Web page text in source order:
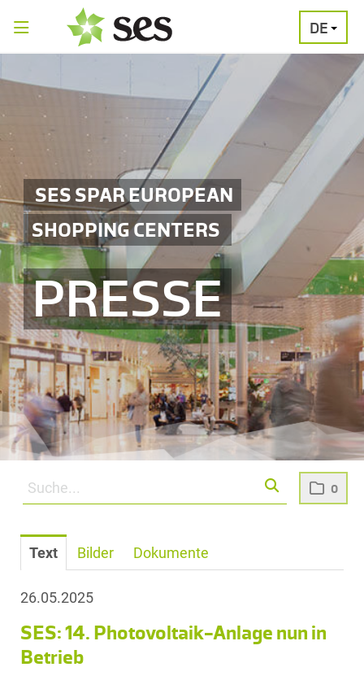
0
DE
SES SPAR EUROPEAN
SHOPPING CENTERS
PRESSE
PRESSEAUSSENDUNGEN
Text Bilder Dokumente
26.05.2025
SES: 14. Photovoltaik-Anlage nun in
Betrieb